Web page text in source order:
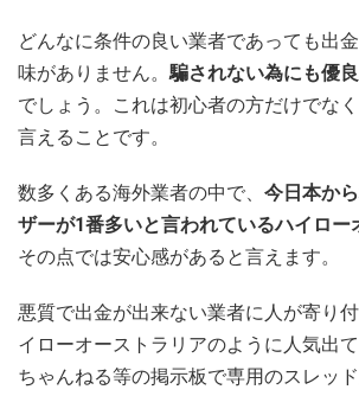
どんなに条件の良い業者であっても出
味がありません。騙されない為にも優
でしょう。これは初心者の方だけでな
言えることです。
数多くある海外業者の中で、 今日本か
ザーが1番多いと言われているハイロー
その点では安心感があると言えます。
悪質で出金が出来ない業者に人が寄り
イローオーストラリアのように人気出
ちゃんねる等の掲示板で専用のスレッ